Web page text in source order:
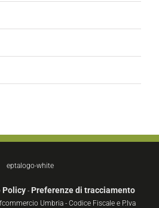
Policy- Preferenze di tracciamento
Umbria - Codice Fiscale e P.Iva